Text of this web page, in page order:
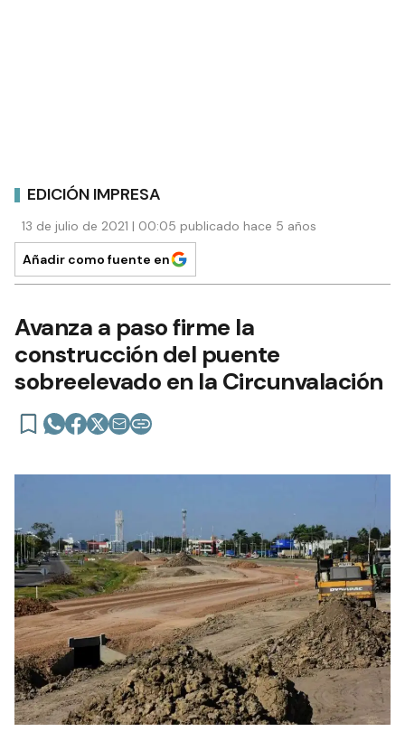
EDICIÓN IMPRESA
13 de julio de 2021 | 00:05 publicado hace 5 años
Añadir como fuente en
Avanza a paso firme la
construcción del puente
sobreelevado en la Circunvalación